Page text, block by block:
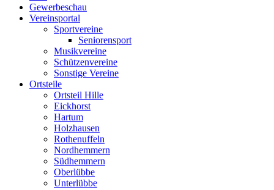
Gewerbeschau
Vereinsportal
Sportvereine
Seniorensport
Musikvereine
Schützenvereine
Sonstige Vereine
Ortsteile
Ortsteil Hille
Eickhorst
Hartum
Holzhausen
Rothenuffeln
Nordhemmern
Südhemmern
Oberlübbe
Unterlübbe